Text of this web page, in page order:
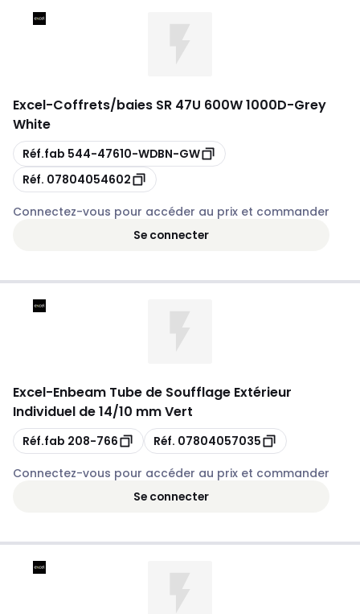
Excel-Coffrets/baies SR 47U 600W 1000D-Grey
White
Copie
Réf.fab 544-47610-WDBN-GW
Copie
Réf. 07804054602
Connectez-vous pour accéder au prix et commander
Se connecter
Excel-Enbeam Tube de Soufflage Extérieur
Individuel de 14/10 mm Vert
Copie
Réf.fab 208-766 Copie
Réf. 07804057035
Connectez-vous pour accéder au prix et commander
Se connecter